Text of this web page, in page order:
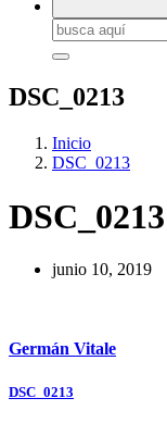
Buscar:
DSC_0213
Inicio
DSC_0213
DSC_0213
junio 10, 2019
Germán Vitale
Navegación
DSC_0213